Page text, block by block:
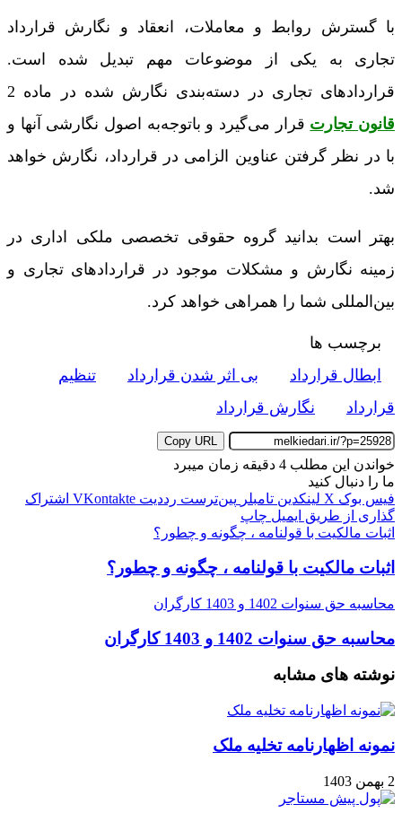
با گسترش روابط و معاملات، انعقاد و نگارش قرارداد
تجاری به یکی از موضوعات مهم تبدیل شده است.
قراردادهای تجاری در دسته‌بندی نگارش شده در ماده 2
قانون تجارت قرار می‌گیرد و باتوجه‌به اصول نگارشی آنها و
با در نظر گرفتن عناوین الزامی در قرارداد، نگارش خواهد
شد.
بهتر است بدانید گروه حقوقی تخصصی ملکی اداری در
زمینه نگارش و مشکلات موجود در قراردادهای تجاری و
بین‌المللی شما را همراهی خواهد کرد.
برچسب ها
ابطال قرارداد
بی اثر شدن قرارداد
تنظیم
قرارداد
نگارش قرارداد
Copy URL
خواندن این مطلب 4 دقیقه زمان میبرد
ما را دنبال کنید
فیس بوک X لینکدین ‫تامبلر ‫پین‌ترست ‫رددیت ‫VKontakte اشتراک
گذاری از طریق ایمیل چاپ
اثبات مالکیت با قولنامه ، چگونه و چطور؟
اثبات مالکیت با قولنامه ، چگونه و چطور؟
محاسبه حق سنوات 1402 و 1403 کارگران
محاسبه حق سنوات 1402 و 1403 کارگران
نوشته های مشابه
نمونه اظهارنامه تخلیه ملک
2 بهمن 1403